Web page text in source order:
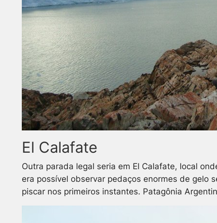
El Calafate
Outra parada legal seria em El Calafate, local
era possível observar pedaços enormes de gelo
piscar nos primeiros instantes. Patagônia